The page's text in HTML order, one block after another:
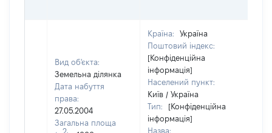
Вид об'єкта:
Земельна ділянка
Дата набуття
права:
27.05.2004
Загальна площа
2
Країна:
Україна
Поштовий індекс:
[Конфіденційна
інформація]
Населений пункт:
Київ / Україна
Тип:
[Конфіденційна
інформація]
Назва: